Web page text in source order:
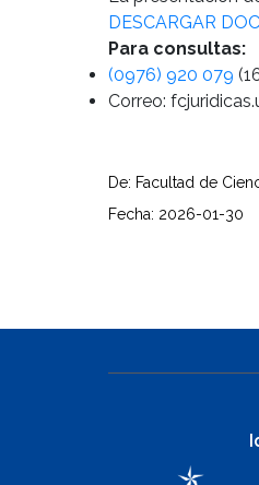
DESCARGAR
Para consultas:
(0976) 920 079
Correo:
De: Facultad de
Fecha: 2026-01-30